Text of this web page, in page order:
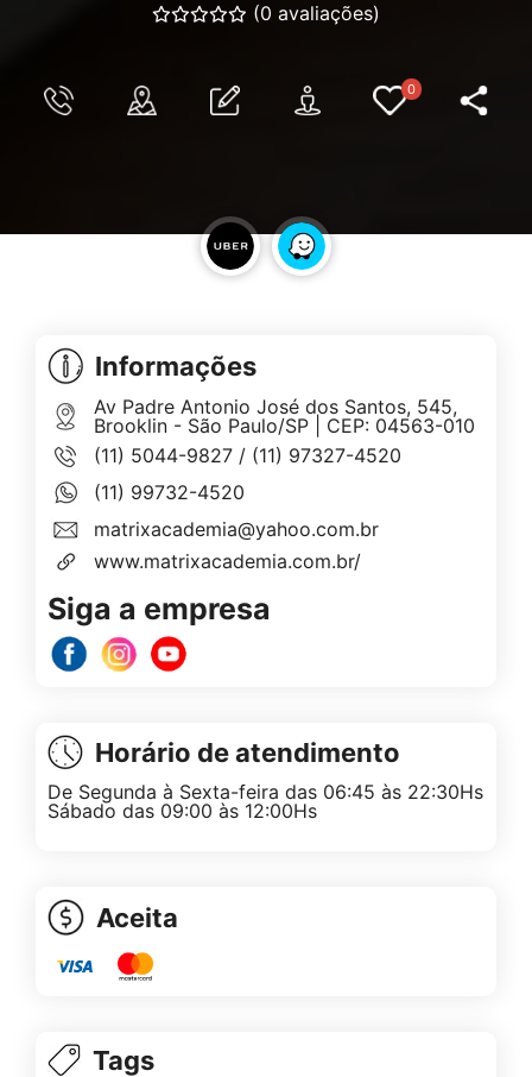
(0 avaliações)
0
Informações
Av Padre Antonio José dos Santos, 545,
Brooklin - São Paulo/SP | CEP: 04563-010
(11) 5044-9827 / (11) 97327-4520
(11) 99732-4520
matrixacademia@yahoo.com.br
www.matrixacademia.com.br/
Siga a empresa
Horário de atendimento
De Segunda à Sexta-feira das 06:45 às 22:30Hs
Sábado das 09:00 às 12:00Hs
Aceita
Tags